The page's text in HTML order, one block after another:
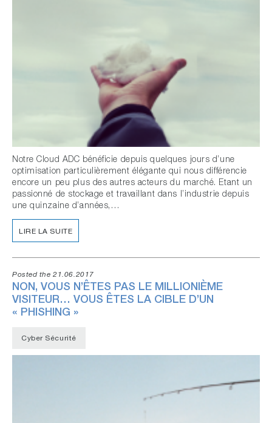
Notre Cloud ADC bénéficie depuis quelques jours d’une
optimisation particulièrement élégante qui nous différencie
encore un peu plus des autres acteurs du marché. Etant un
passionné de stockage et travaillant dans l’industrie depuis
une quinzaine d’années,…
LIRE LA SUITE
Posted the 21.06.2017
NON, VOUS N’ÊTES PAS LE MILLIONIÈME
VISITEUR… VOUS ÊTES LA CIBLE D’UN
« PHISHING »
Cyber Sécurité